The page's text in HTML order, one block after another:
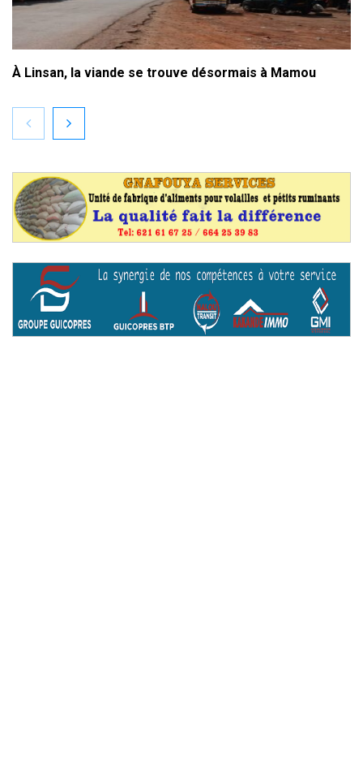
À Linsan, la viande se trouve désormais à Mamou